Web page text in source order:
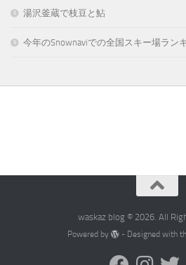
湯沢釜蔵で枝豆と鮎
今年のSnownaviでの全国スキー場ラン
waskaz blog © 2026. All
Powered by - Designed with